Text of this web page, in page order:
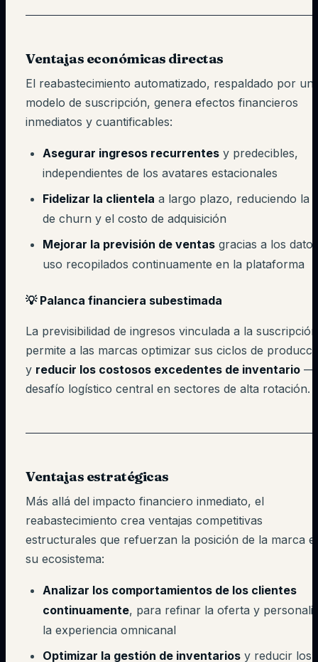
Ventajas económicas directas
El reabastecimiento automatizado, respaldado por un
modelo de suscripción, genera efectos financieros
inmediatos y cuantificables:
Asegurar ingresos recurrentes y predecibles,
independientes de los avatares estacionales
Fidelizar la clientela a largo plazo, reduciendo la
de churn y el costo de adquisición
Mejorar la previsión de ventas gracias a los
uso recopilados continuamente en la plataforma
💡 Palanca financiera subestimada
La previsibilidad de ingresos vinculada a la suscripción
permite a las marcas optimizar sus ciclos de
y reducir los costosos excedentes de inventario —
desafío logístico central en sectores de alta rotación.
Ventajas estratégicas
Más allá del impacto financiero inmediato, el
reabastecimiento crea ventajas competitivas
estructurales que refuerzan la posición de la marca
su ecosistema:
Analizar los comportamientos de los clientes
continuamente, para refinar la oferta y
la experiencia omnicanal
Optimizar la gestión de inventarios y reducir los